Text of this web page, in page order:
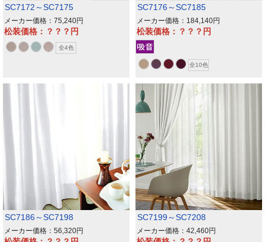
SC7172～SC7175
メーカー価格：75,240
松装価格：？？？
全4色
SC7176～SC7185
メーカー価格：184,140
松装価格：？？？
全10色
SC7186～SC7198
メーカー価格：56,320
SC7199～SC7208
メーカー価格：42,460